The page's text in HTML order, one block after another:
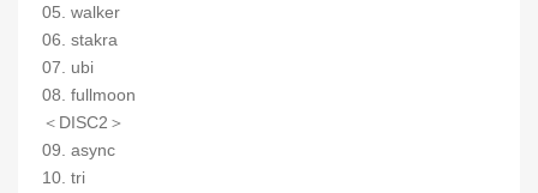
05. walker
06. stakra
07. ubi
08. fullmoon
＜DISC2＞
09. async
10. tri